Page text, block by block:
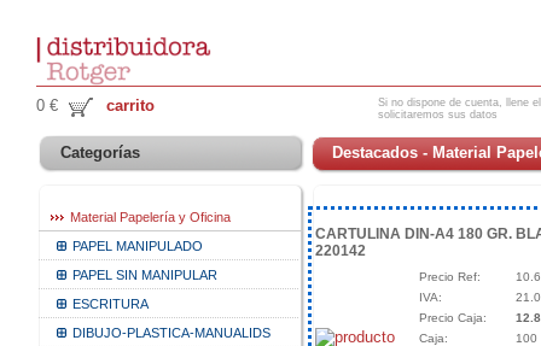
0 € carrito
Si no dispone de cuenta, llene
solicitaremos sus datos
Categorías
Material Papelería y Oficina
PAPEL MANIPULADO
PAPEL SIN MANIPULAR
ESCRITURA
DIBUJO-PLASTICA-MANUALIDS
Destacados - Material
CARTULINA DIN-A4 180 GR.
220142
Precio Ref:
IVA:
Precio Caja:
Caja:
100